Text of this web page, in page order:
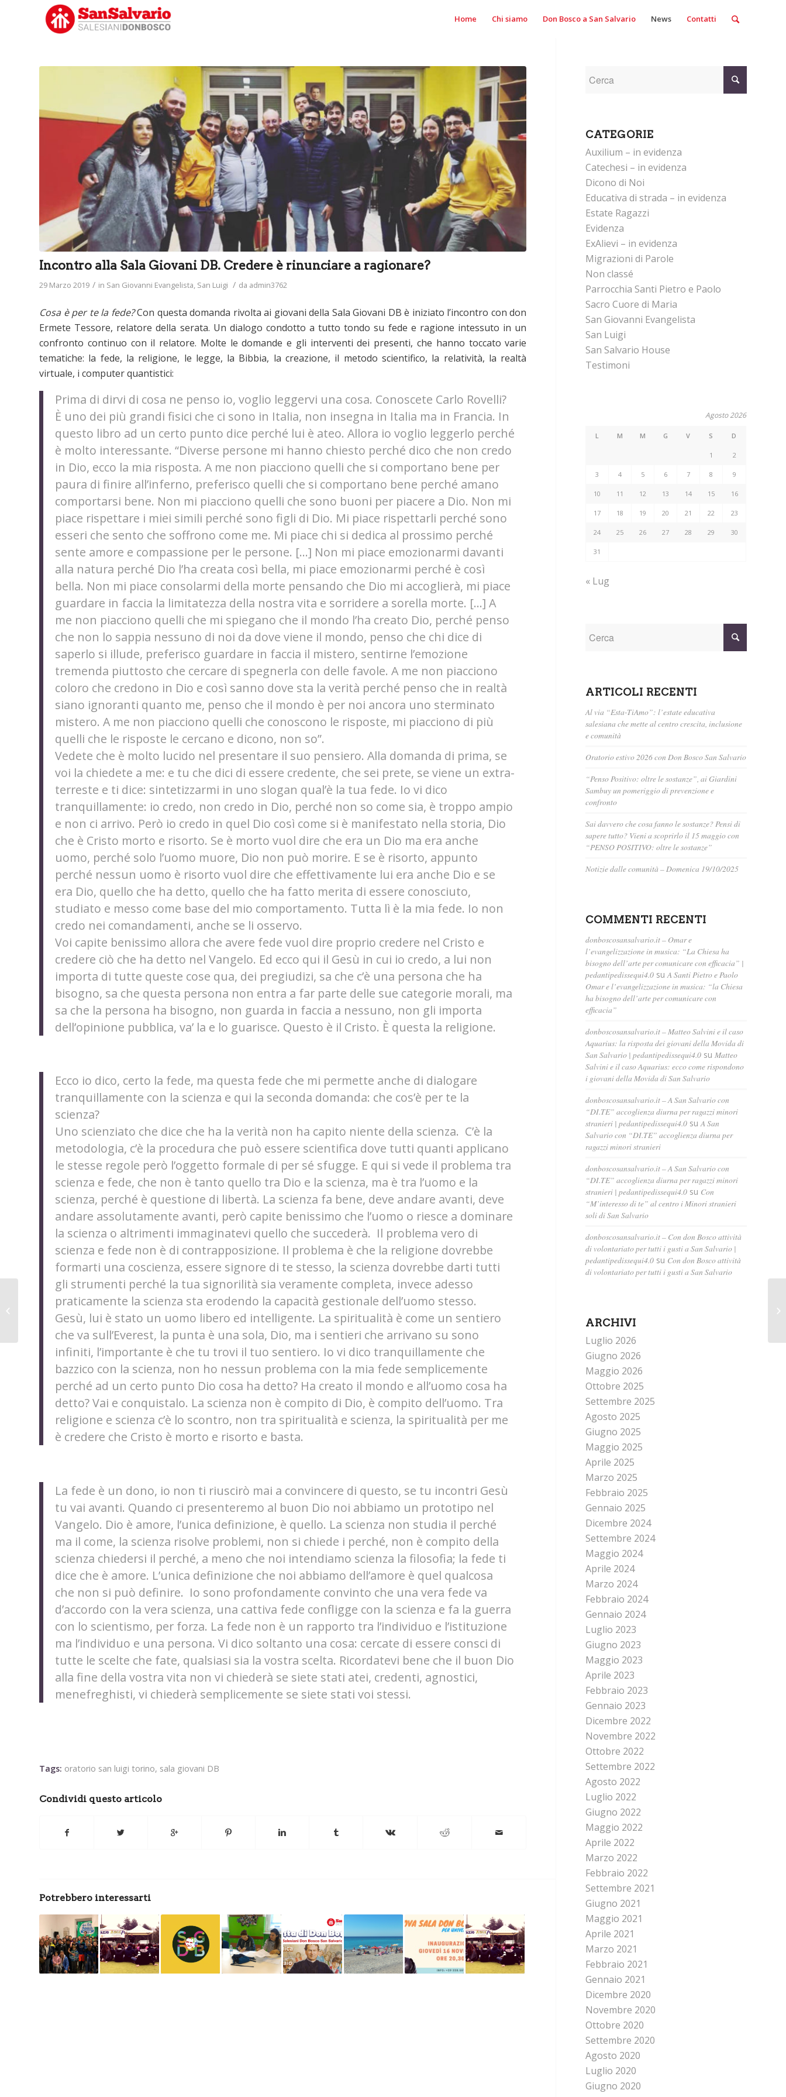
Home Chi siamo Don Bosco a San Salvario News Contatti
Incontro alla Sala Giovani DB. Credere è rinunciare a ragionare?
29 Marzo 2019 / in San Giovanni Evangelista San Luigi / da admin3762
Cosa è per te la fede?Con questa domanda rivolta ai giovani della Sala Giovani DB è iniziato l’incontro con don
Ermete Tessore, relatore della serata. Un dialogo condotto a tutto tondo su fede e ragione intessuto in un
confronto continuo con il relatore. Molte le domande e gli interventi dei presenti, che hanno toccato varie
tematiche: la fede, la religione, le legge, la Bibbia, la creazione, il metodo scientifico, la relatività, la realtà
virtuale, i computer quantistici:
Prima di dirvi di cosa ne penso io, voglio leggervi una cosa. Conoscete Carlo Rovelli?
È uno dei più grandi fisici che ci sono in Italia, non insegna in Italia ma in Francia. In
questo libro ad un certo punto dice perché lui è ateo. Allora io voglio leggerlo perché
è molto interessante. “Diverse persone mi hanno chiesto perché dico che non credo
in Dio, ecco la mia risposta. A me non piacciono quelli che si comportano bene per
paura di finire all’inferno, preferisco quelli che si comportano bene perché amano
comportarsi bene. Non mi piacciono quelli che sono buoni per piacere a Dio. Non mi
piace rispettare i miei simili perché sono figli di Dio. Mi piace rispettarli perché sono
esseri che sento che soffrono come me. Mi piace chi si dedica al prossimo perché
sente amore e compassione per le persone. […] Non mi piace emozionarmi davanti
alla natura perché Dio l’ha creata così bella, mi piace emozionarmi perché è così
bella. Non mi piace consolarmi della morte pensando che Dio mi accoglierà, mi piace
guardare in faccia la limitatezza della nostra vita e sorridere a sorella morte. […] A
me non piacciono quelli che mi spiegano che il mondo l’ha creato Dio, perché penso
che non lo sappia nessuno di noi da dove viene il mondo, penso che chi dice di
saperlo si illude, preferisco guardare in faccia il mistero, sentirne l’emozione
tremenda piuttosto che cercare di spegnerla con delle favole. A me non piacciono
coloro che credono in Dio e così sanno dove sta la verità perché penso che in realtà
siano ignoranti quanto me, penso che il mondo è per noi ancora uno sterminato
mistero. A me non piacciono quelli che conoscono le risposte, mi piacciono di più
quelli che le risposte le cercano e dicono, non so”.
Vedete che è molto lucido nel presentare il suo pensiero. Alla domanda di prima, se
voi la chiedete a me: e tu che dici di essere credente, che sei prete, se viene un extra-
terreste e ti dice: sintetizzarmi in uno slogan qual’è la tua fede. Io vi dico
tranquillamente: io credo, non credo in Dio, perché non so come sia, è troppo ampio
e non ci arrivo. Però io credo in quel Dio così come si è manifestato nella storia, Dio
che è Cristo morto e risorto. Se è morto vuol dire che era un Dio ma era anche
uomo, perché solo l’uomo muore, Dio non può morire. E se è risorto, appunto
perché nessun uomo è risorto vuol dire che effettivamente lui era anche Dio e se
era Dio, quello che ha detto, quello che ha fatto merita di essere conosciuto,
studiato e messo come base del mio comportamento. Tutta lì è la mia fede. Io non
credo nei comandamenti, anche se li osservo.
Voi capite benissimo allora che avere fede vuol dire proprio credere nel Cristo e
credere ciò che ha detto nel Vangelo. Ed ecco qui il Gesù in cui io credo, a lui non
importa di tutte queste cose qua, dei pregiudizi, sa che c’è una persona che ha
bisogno, sa che questa persona non entra a far parte delle sue categorie morali, ma
sa che la persona ha bisogno, non guarda in faccia a nessuno, non gli importa
dell’opinione pubblica, va’ la e lo guarisce. Questo è il Cristo. È questa la religione.
Ecco io dico, certo la fede, ma questa fede che mi permette anche di dialogare
tranquillamente con la scienza e qui la seconda domanda: che cos’è per te la
scienza?
Uno scienziato che dice che ha la verità non ha capito niente della scienza. C’è la
metodologia, c’è la procedura che può essere scientifica dove tutti quanti applicano
le stesse regole però l’oggetto formale di per sé sfugge. E qui si vede il problema tra
scienza e fede, che non è tanto quello tra Dio e la scienza, ma è tra l’uomo e la
scienza, perché è questione di libertà. La scienza fa bene, deve andare avanti, deve
andare assolutamente avanti, però capite benissimo che l’uomo o riesce a dominare
la scienza o altrimenti immaginatevi quello che succederà. Il problema vero di
scienza e fede non è di contrapposizione. Il problema è che la religione dovrebbe
formarti una coscienza, essere signore di te stesso, la scienza dovrebbe darti tutti
gli strumenti perché la tua signorilità sia veramente completa, invece adesso
praticamente la scienza sta erodendo la capacità gestionale dell’uomo stesso.
Gesù, lui è stato un uomo libero ed intelligente. La spiritualità è come un sentiero
che va sull’Everest, la punta è una sola, Dio, ma i sentieri che arrivano su sono
infiniti, l’importante è che tu trovi il tuo sentiero. Io vi dico tranquillamente che
bazzico con la scienza, non ho nessun problema con la mia fede semplicemente
perché ad un certo punto Dio cosa ha detto? Ha creato il mondo e all’uomo cosa ha
detto? Vai e conquistalo. La scienza non è compito di Dio, è compito dell’uomo. Tra
religione e scienza c’è lo scontro, non tra spiritualità e scienza, la spiritualità per me
è credere che Cristo è morto e risorto e basta.
La fede è un dono, io non ti riuscirò mai a convincere di questo, se tu incontri Gesù
tu vai avanti. Quando ci presenteremo al buon Dio noi abbiamo un prototipo nel
Vangelo. Dio è amore, l’unica definizione, è quello. La scienza non studia il perché
ma il come, la scienza risolve problemi, non si chiede i perché, non è compito della
scienza chiedersi il perché, a meno che noi intendiamo scienza la filosofia; la fede ti
dice che è amore. L’unica definizione che noi abbiamo dell’amore è quel qualcosa
che non si può definire. Io sono profondamente convinto che una vera fede va
d’accordo con la vera scienza, una cattiva fede confligge con la scienza e fa la guerra
con lo scientismo, per forza. La fede non è un rapporto tra l’individuo e l’istituzione
ma l’individuo e una persona. Vi dico soltanto una cosa: cercate di essere consci di
tutte le scelte che fate, qualsiasi sia la vostra scelta. Ricordatevi bene che il buon Dio
alla fine della vostra vita non vi chiederà se siete stati atei, credenti, agnostici,
menefreghisti, vi chiederà semplicemente se siete stati voi stessi.
Tags: oratorio san luigi torino, sala giovani DB
Condividi questo articolo
Potrebbero interessarti
CATEGORIE
Auxilium – in evidenza
Catechesi – in evidenza
Dicono di Noi
Educativa di strada – in evidenza
Estate Ragazzi
Evidenza
ExAlievi – in evidenza
Migrazioni di Parole
Non classé
Parrocchia Santi Pietro e Paolo
Sacro Cuore di Maria
San Giovanni Evangelista
San Luigi
San Salvario House
Testimoni
Agosto 2026
L M M G V S D
1 2
3 4 5 6 7 8 9
10 11 12 13 14 15 16
17 18 19 20 21 22 23
24 25 26 27 28 29 30
31
« Lug
ARTICOLI RECENTI
Al via “Esta-TiAmo”: l’estate educativa
salesiana che mette al centro crescita, inclusione
e comunità
Oratorio estivo 2026 con Don Bosco San Salvario
“Penso Positivo: oltre le sostanze”, ai Giardini
Sambuy un pomeriggio di prevenzione e
confronto
Sai davvero che cosa fanno le sostanze? Pensi di
sapere tutto? Vieni a scoprirlo il 15 maggio con
“PENSO POSITIVO: oltre le sostanze”
Notizie dalle comunità – Domenica 19/10/2025
COMMENTI RECENTI
donboscosansalvario.it – Omar e
l’evangelizzazione in musica: “La Chiesa ha
bisogno dell’arte per comunicare con efficacia” |
pedantipedissequi4.0 suA Santi Pietro e Paolo
Omar e l’evangelizzazione in musica: “la Chiesa
ha bisogno dell’arte per comunicare con
efficacia”
donboscosansalvario.it – Matteo Salvini e il caso
Aquarius: la risposta dei giovani della Movida di
San Salvario | pedantipedissequi4.0 suMatteo
Salvini e il caso Aquarius: ecco come rispondono
i giovani della Movida di San Salvario
donboscosansalvario.it – A San Salvario con
“DI.TE” accoglienza diurna per ragazzi minori
stranieri | pedantipedissequi4.0 suA San
Salvario con “DI.TE” accoglienza diurna per
ragazzi minori stranieri
donboscosansalvario.it – A San Salvario con
“DI.TE” accoglienza diurna per ragazzi minori
stranieri | pedantipedissequi4.0 su Con
“M’interesso di te” al centro i Minori stranieri
soli di San Salvario
donboscosansalvario.it – Con don Bosco attività
di volontariato per tutti i gusti a San Salvario |
pedantipedissequi4.0 su Con don Bosco attività
di volontariato per tutti i gusti a San Salvario
ARCHIVI
Luglio 2026
Giugno 2026
Maggio 2026
Ottobre 2025
Settembre 2025
Agosto 2025
Giugno 2025
Maggio 2025
Aprile 2025
Marzo 2025
Febbraio 2025
Gennaio 2025
Dicembre 2024
Settembre 2024
Maggio 2024
Aprile 2024
Marzo 2024
Febbraio 2024
Gennaio 2024
Luglio 2023
Giugno 2023
Maggio 2023
Aprile 2023
Febbraio 2023
Gennaio 2023
Dicembre 2022
Novembre 2022
Ottobre 2022
Settembre 2022
Agosto 2022
Luglio 2022
Giugno 2022
Maggio 2022
Aprile 2022
Marzo 2022
Febbraio 2022
Settembre 2021
Giugno 2021
Maggio 2021
Aprile 2021
Marzo 2021
Febbraio 2021
Gennaio 2021
Dicembre 2020
Novembre 2020
Ottobre 2020
Settembre 2020
Agosto 2020
Luglio 2020
Giugno 2020
Educare verso la
LIBERTA’: Famiglia in